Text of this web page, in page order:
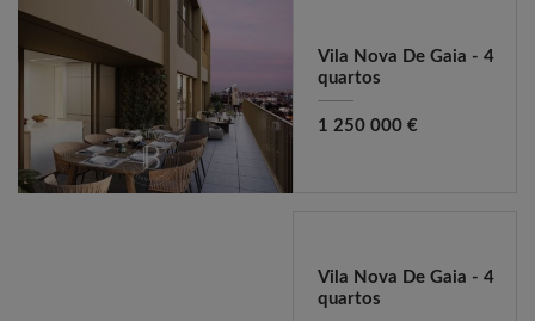
Vila Nova De Gaia - 4
quartos
1 250 000 €
Vila Nova De Gaia - 4
quartos